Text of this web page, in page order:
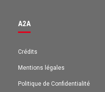
A2A
Crédits
Mentions légales
Politique de Confidentialité